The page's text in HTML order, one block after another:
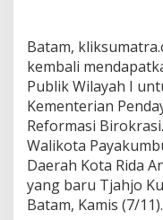
Batam,
kembali
Publik Wilayah I
Kementerian
Reformasi
Walikota
Daerah Kota Rida
yang baru Tjahjo
Batam, Kamis (7/11).